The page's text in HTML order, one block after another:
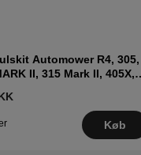
Automower R4, 305,
II, 315 Mark II, 405X,
Køb